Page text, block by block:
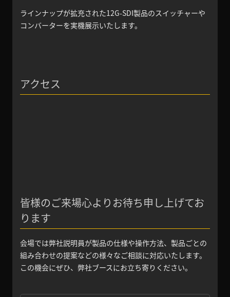
ラインナップが拡充された12G-SDI製品のスイッチャーや
コンバーターを実機展示いたします。
アクセス
皆様のご来場心よりお待ち申し上げてお
ります
会場では弊社説明員が製品の仕様や操作方法、製品ごとの
組み合わせの提案などの様々なご相談に対応いたします。
この機会にぜひ、弊社ブースにお立ち寄りください。